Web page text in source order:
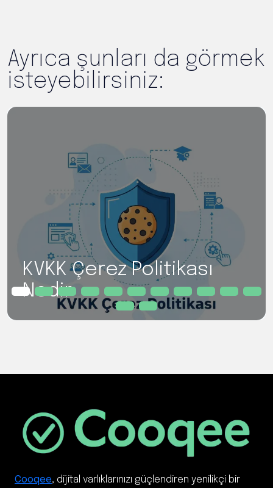
Ayrıca şunları da görmek
isteyebilirsiniz:
KVKK Çerez Politikası
Nedir
Cooqee, dijital varlıklarınızı güçlendiren yenilikçi bir